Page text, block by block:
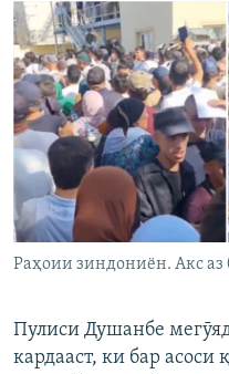
Раҳоии зиндониён. Акс аз
Пулиси Душанбе
кардааст, ки бар асоси